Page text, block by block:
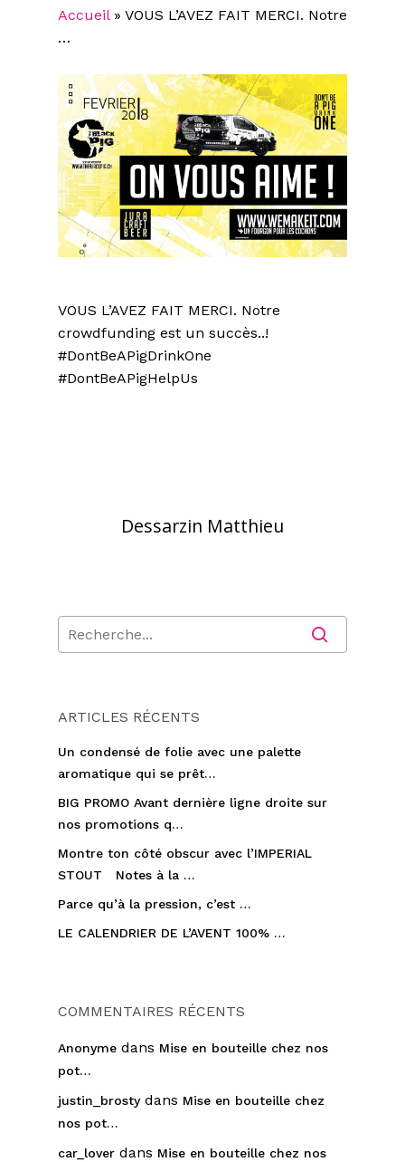
Accueil» VOUS L’AVEZ FAIT MERCI. Notre
…
VOUS L’AVEZ FAIT MERCI. Notre
crowdfunding est un succès..!
#DontBeAPigDrinkOne
#DontBeAPigHelpUs
Dessarzin Matthieu
ARTICLES RÉCENTS
Un condensé de folie avec une palette
aromatique qui se prêt…
BIG PROMO Avant dernière ligne droite sur
nos promotions q…
Montre ton côté obscur avec l’IMPERIAL
STOUT Notes à la …
Parce qu’à la pression, c’est …
LE CALENDRIER DE L’AVENT 100% …
COMMENTAIRES RÉCENTS
Anonyme dans Mise en bouteille chez nos
pot…
justin_brostydans Mise en bouteille chez
nos pot…
car_lover dans Mise en bouteille chez nos